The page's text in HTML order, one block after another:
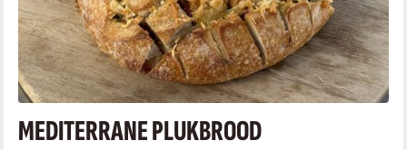
MEDITERRANE PLUKBROOD